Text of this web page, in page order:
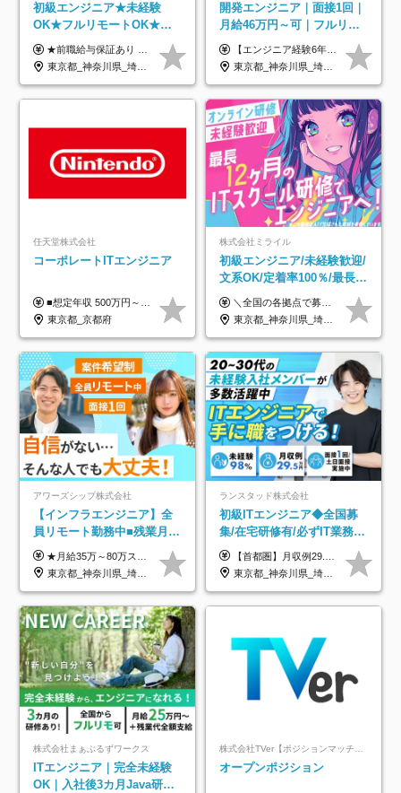
初級エンジニア★未経験
OK★フルリモートOK★月
給32万円～★残業月10h＆
年休120日以上★副業可
★前職給与保証あり ★月給32万円以上＋インセンティブあり 月給32万円以上＋インセンティブ＋各種手当 ※上記には固定残業代（月30時間・44,400円～）を含みます ※超過分は別途支給します ※試用期間はございません ★＼成果＝あなたの収入／★ 【1】案件単価ー8万円＝あなたの給与 参画したプロジェクトの案件単価から 一律8万円引いた金額があなたの給与です！ （月給例） ■1人称での構築・小規模な詳細設計 案件単価55万円ー8万円＝月給47万円（還元率85.5%） ■大型案件の設計・構築やプロジェクト管理 案件単価90万円ー8万円＝月給82万円（還元率91.1%） ‥‥‥‥‥‥‥‥‥‥‥‥‥‥‥‥‥‥ 【2】月給の他にも豊富なインセンティブあり 全員が月3～13万円のインセンティブをゲットしています！ ≪インセンティブ制度≫ 稼働している現場で増員・交代が発生し、 当社の人員を配属が決定した際に支給。 ◇C Addition正社員が参画 ：実粗利の10%／毎月 ◇協力会社所属の社員が参画：実粗利の30%／毎月 ≪リファラル制度≫ あなたの知り合いが当社のメンバーになった際に、 毎月1人あたり2万円支給します◎ ‥‥‥‥‥‥‥‥‥‥‥‥‥‥‥‥‥‥
東京都_神奈川県_埼玉県_千葉県_大阪府_愛知県_北海道_青森県_岩手県_宮城県_秋田県_山形県_福島県_茨城県_栃木県_群馬県_新潟県_山梨県_長野県_富山県_石川県_福井県_静岡県_岐阜県_三重県_兵庫県_京都府_滋賀県_奈良県_和歌山県_広島県_岡山県_鳥取県_島根県_山口県_徳島県_香川県_愛媛県_高知県_福岡県_熊本県_佐賀県_長崎県_大分県_宮崎県_鹿児島県_沖縄県
開発エンジニア｜面接1回｜
月給46万円～可｜フルリモ
ートも可｜案件選択制｜定
着率96％以上｜副業OK｜住
宅手当
【エンジニア経験6年以上の方】 月給46万円～100万円（固定残業代含む） ※上記月給には月30時間分の固定残業代（月8万7,400円～月19万円）を含む。超過分は全額支給。 【エンジニア経験4年以上の方】 月給42万円～100万円（固定残業代含む） ※上記月給には月30時間分の固定残業代（月7万9,800円～月19万円）を含む。超過分は全額支給。 【エンジニア経験4年未満の方】 月給38万円～100万円（固定残業代含む） ※上記月給には月30時間分の固定残業代（月7万2,200円～月19万円）を含む。超過分は全額支給。 ※経験、スキル、前職給与などを踏まえて決定。 ◆ルトラの給与制度のポイント！◆ ・社員の95%が入社時に年収UP！最高で300万円UPの実績も ・平均還元率86.3%（交通費・住宅手当・会社負担分の社保も含む） ・人柄やポテンシャルを評価し、スキル以上の希望年収を提示することも ・退職金制度やリファラル手当（平均50万円）あり
東京都_神奈川県_埼玉県_千葉県_大阪府_愛知県_北海道_青森県_岩手県_宮城県_秋田県_山形県_福島県_茨城県_栃木県_群馬県_新潟県_山梨県_長野県_富山県_石川県_福井県_静岡県_岐阜県_三重県_兵庫県_京都府_滋賀県_奈良県_和歌山県_広島県_岡山県_鳥取県_島根県_山口県_徳島県_香川県_愛媛県_高知県_福岡県_熊本県_佐賀県_長崎県_大分県_宮崎県_鹿児島県_沖縄県
任天堂株式会社
コーポレートITエンジニア
■想定年収 500万円～900万円 月給制 月給278,000円～ ※残業が発生した場合、残業代を別途全額支給します ※試用期間2ヶ月あり(待遇や給与に差異はありません)
東京都_京都府
株式会社ミライル
初級エンジニア/未経験歓迎/
文系OK/定着率100％/最長1
年の自社ITスクール研修あ
り/年休130日
＼全国の各拠点で募集中！／ 給与は以下の通り、勤務地により異なります。 札幌：月給23万円～27万円 仙台：月給22万円～26万円 新潟：月給22万円～26万円 東京：月給26万円～30万円 大阪：月給24万円～29万円 福岡：月給23.5万円～27万円 沖縄：月給21万円～26万円 ◎給与は知識や経験を考慮して決定します。 ◎残業は別途全額支給します。 ◎試用期間12カ月あり（給与は以下の通りです。その他条件に変更はありません） （試用期間の給与） 札幌：月給18.6万円～ 仙台：月給19万円～ 新潟：月給18万円～ 東京：月給22万円～ 大阪：月給20.8万円～ 福岡：月給19万円～ 沖縄：月給18万円～
東京都_神奈川県_埼玉県_千葉県_大阪府_愛知県_北海道_青森県_岩手県_宮城県_秋田県_山形県_福島県_茨城県_栃木県_群馬県_新潟県_山梨県_長野県_富山県_石川県_福井県_静岡県_岐阜県_三重県_兵庫県_京都府_滋賀県_奈良県_和歌山県_広島県_岡山県_鳥取県_島根県_山口県_徳島県_香川県_愛媛県_高知県_福岡県_熊本県_佐賀県_長崎県_大分県_宮崎県_鹿児島県_沖縄県
アワーズシップ株式会社
【インフラエンジニア】全
員リモート勤務中■残業月
3h■最大3ヶ月の連休あり■
年休126日■20～30代活躍
中！
★月給35万～80万スタートも可 【未経験の方】 ■月給26万～80万＋賞与年2回（年2ヶ月分） 【何かしらのインフラエンジニア経験をお持ちの方】 ■月給35万～80万＋賞与年2回（年2ヶ月分） ※スキル・経験などを考慮し決定します ※試用期間6ヶ月あり。期間中は契約社員となります。その他の待遇に差異はありません（試用期間終了後、昇給の可能性あり） ※上記金額には固定残業代（月30時間分／4万9600円～15万2600円）を含みます。超過分は別途支給いたします。 ＼頑張りはインセンティブで還元！／ クライアントに貢献度を評価され、当社のエンジニアが追加で案件に参画することになるなど、会社にとって利益になる行動はしっかり評価します。 会社の成長に貢献できていることを実感でき、「もっと頑張ろう」と思える体制づくりを整えています！
東京都_神奈川県_埼玉県_千葉県_大阪府
ランスタッド株式会社
初級ITエンジニア◆全国募
集/在宅研修有/必ずIT業務配
属/月収例29.5万円/Web面接
1回/SE
【首都圏】月収例29.5万円（月給26万円＋諸手当） 【東海・関西】月収例28.5万円（月給25万円＋諸手当） 【九州】月収例26万円（月給23万円＋諸手当） ※経験・スキル・前職給与を踏まえ、総合的に判断して決定します。 例：首都圏 月収例31万円（月給27万円＋諸手当） ◆各種手当 ・通勤手当（上限4万円まで） ・残業代手当（1分単位で全額支給） ※固定残業代制は採用しておりません ・深夜勤務手当 ・資格取得支援（ランクに応じてお祝い金1万円～10万円を支給） ◆昇給：年1回 ◆補足 ・研修中1ヶ月間は、時給1670円となります。 ・試用期間6ヶ月あり。その間の待遇に変更はありません。 ※詳細は面接時にご案内します。
東京都_神奈川県_埼玉県_千葉県_大阪府_愛知県_兵庫県_京都府_福岡県
株式会社まぁぶるずワークス
ITエンジニア｜完全未経験
OK｜入社後3カ月Java研修
オープンポジション